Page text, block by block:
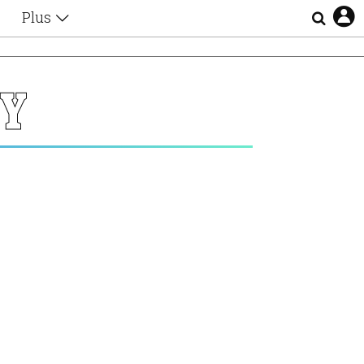
Plus
Αφιερώματα